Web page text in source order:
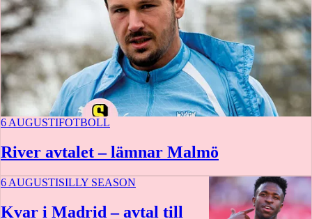
6 AUGUSTIFOTBOLL
River avtalet – lämnar Malmö
6 AUGUSTISILLY SEASON
Kvar i Madrid – avtal till